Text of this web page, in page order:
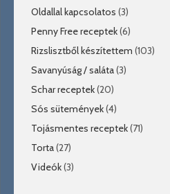
Oldallal kapcsolatos (3)
Penny Free receptek(6)
Rizslisztből készítettem (103)
Savanyúság / saláta(3)
Schar receptek(20)
Sós sütemények(4)
Tojásmentes receptek(71)
Torta(27)
Videók(3)